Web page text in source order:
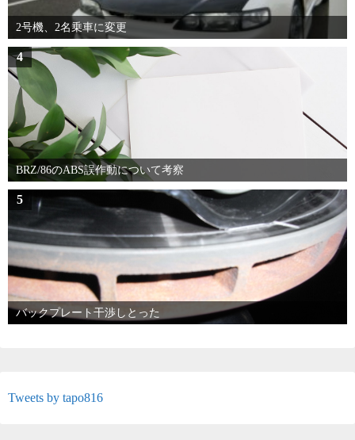
2号機、2名乗車に変更
4
BRZ/86のABS誤作動について考察
5
バックプレート干渉しとった
Tweets by tapo816